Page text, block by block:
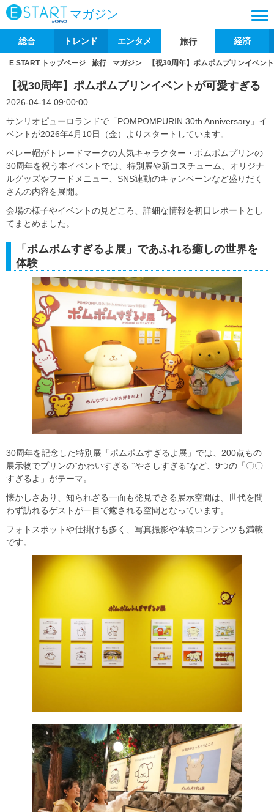
マガジン
総合 トレンド エンタメ 旅行 経済
E START トップページ 旅行 マガジン 【祝30周年】ポムポムプリンイベン
【祝30周年】ポムポムプリンイベントが可愛すぎる
2026-04-14 09:00:00
サンリオピューロランドで「POMPOMPURIN 30th Anniversary」イ
ベントが2026年4月10日（金）よりスタートしています。
ベレー帽がトレードマークの人気キャラクター・ポムポムプリンの
30周年を祝う本イベントでは、特別展や新コスチューム、オリジナ
ルグッズやフードメニュー、SNS連動のキャンペーンなど盛りだく
さんの内容を展開。
会場の様子やイベントの見どころ、詳細な情報を初日レポートとし
てまとめました。
「ポムポムすぎるよ展」であふれる癒しの世界を
体験
30周年を記念した特別展「ポムポムすぎるよ展」では、200点もの
展示物でプリンの“かわいすぎる”“やさしすぎる”など、9つの「〇〇
すぎるよ」がテーマ。
懐かしさあり、知られざる一面も発見できる展示空間は、世代を問
わず訪れるゲストが一目で癒される空間となっています。
フォトスポットや仕掛けも多く、写真撮影や体験コンテンツも満載
です。